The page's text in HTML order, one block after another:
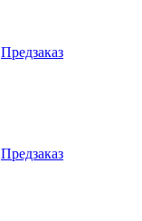
Предзаказ
Предзаказ